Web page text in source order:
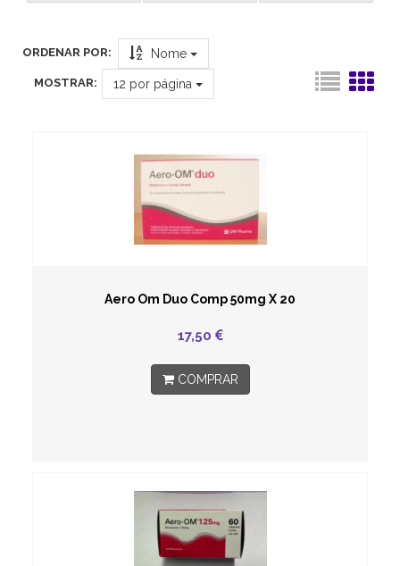
ORDENAR POR: Nome
MOSTRAR: 12 por página
Aero Om Duo Comp 50mg X 20
17,50
COMPRAR